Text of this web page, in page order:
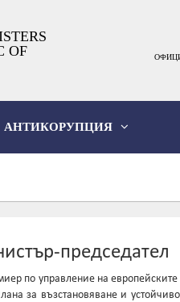
OF
АНТИКОРУПЦИЯ
председател
по управление на европейските
за възстановяване и